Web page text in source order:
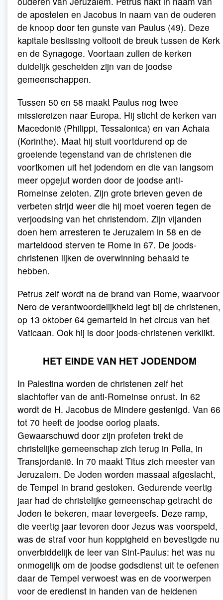
de apostelen en Jacobus in naam van de ouderen
de knoop door ten gunste van Paulus (49). Deze
kapitale beslissing voltooit de breuk tussen de Kerk
en de Synagoge. Voortaan zullen de kerken
duidelijk gescheiden zijn van de joodse
gemeenschappen.
Tussen 50 en 58 maakt Paulus nog twee
missiereizen naar Europa. Hij sticht de kerken van
Macedonië (Philippi, Tessalonica) en van Achaia
(Korinthe). Maat hij stuit voortdurend op de
groeiende tegenstand van de christenen die
voortkomen uit het jodendom en die van langsom
meer opgejut worden door de joodse anti-
Romeinse zeloten. Zijn grote brieven geven de
verbeten strijd weer die hij moet voeren tegen de
verjoodsing van het christendom. Zijn vijanden
doen hem arresteren te Jeruzalem in 58 en de
marteldood sterven te Rome in 67. De joods-
christenen lijken de overwinning behaald te
hebben.
Petrus zelf wordt na de brand van Rome, waarvoor
Nero de verantwoordelijkheid legt bij de christenen,
op 13 oktober 64 gemarteld in het circus van het
Vaticaan. Ook hij is door joods-christenen verklikt.
HET EINDE VAN HET JODENDOM
In Palestina worden de christenen zelf het
slachtoffer van de anti-Romeinse onrust. In 62
wordt de H. Jacobus de Mindere gestenigd. Van 66
tot 70 heeft de joodse oorlog plaats.
Gewaarschuwd door zijn profeten trekt de
christelijke gemeenschap zich terug in Pella, in
Transjordanië. In 70 maakt Titus zich meester van
Jeruzalem. De Joden worden massaal afgeslacht,
de Tempel in brand gestoken. Gedurende veertig
jaar had de christelijke gemeenschap getracht de
Joden te bekeren, maar tevergeefs. Deze ramp,
die veertig jaar tevoren door Jezus was voorspeld,
was de straf voor hun koppigheid en bevestigde nu
onverbiddelijk de leer van Sint-Paulus: het was nu
onmogelijk om de joodse godsdienst uit te oefenen
daar de Tempel verwoest was en de voorwerpen
voor de eredienst in handen van de heidenen